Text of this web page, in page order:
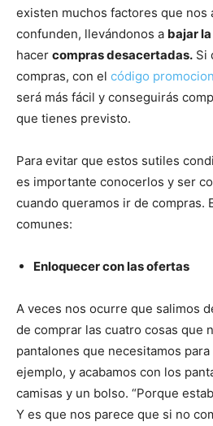
existen muchos factores que nos
confunden, llevándonos a bajar
hacer compras desacertadas. Si
compras, con el código
será más fácil y conseguirás
que tienes previsto.
Para evitar que estos sutiles
es importante conocerlos y ser
cuando queramos ir de compras.
comunes:
Enloquecer con las ofertas
A veces nos ocurre que salimos
de comprar las cuatro cosas que
pantalones que necesitamos
ejemplo, y acabamos con los
camisas y un bolso. “Porque
Y es que nos parece que si no